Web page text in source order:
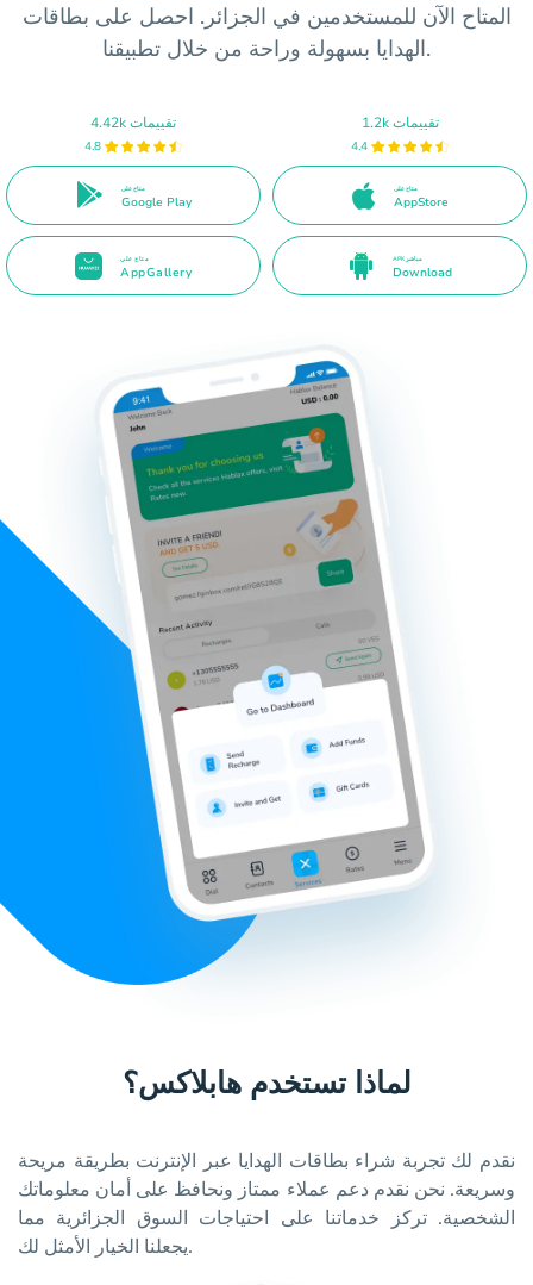
المتاح الآن للمستخدمين في الجزائر. احصل على بطاقات
الهدايا بسهولة وراحة من خلال تطبيقنا.
4.42k تقييمات
4.8
متاح على
Google Play
1.2k تقييمات
4.4
متاح على
AppStore
متاح على
AppGallery
APK مباشر
Download
لماذا تستخدم هابلاكس؟
نقدم لك تجربة شراء بطاقات الهدايا عبر الإنترنت بطريقة مريحة
وسريعة. نحن نقدم دعم عملاء ممتاز ونحافظ على أمان معلوماتك
الشخصية. تركز خدماتنا على احتياجات السوق الجزائرية مما
يجعلنا الخيار الأمثل لك.